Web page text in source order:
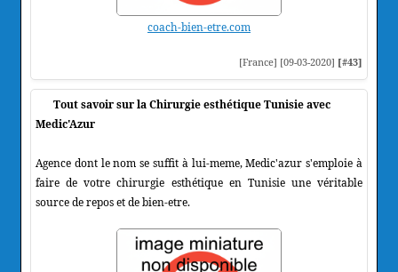
coach-bien-etre.com
[France] [09-03-2020] [#43]
Tout savoir sur la Chirurgie esthétique Tunisie avec
Medic'Azur
Agence dont le nom se suffit à lui-meme, Medic'azur s'emploie à
faire de votre chirurgie esthétique en Tunisie une véritable
source de repos et de bien-etre.